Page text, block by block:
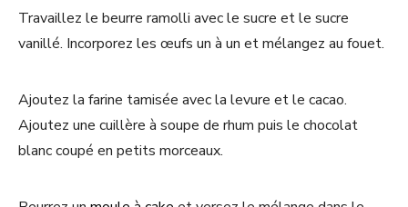
Travaillez le beurre ramolli avec le sucre et le sucre
vanillé. Incorporez les œufs un à un et mélangez au fouet.
Ajoutez la farine tamisée avec la levure et le cacao.
Ajoutez une cuillère à soupe de rhum puis le chocolat
blanc coupé en petits morceaux.